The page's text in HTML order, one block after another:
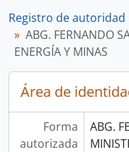
Registro de autoridad
ABG. FERNANDO
ENERGÍA Y MINAS
Área de
Forma
autorizada
ABG.